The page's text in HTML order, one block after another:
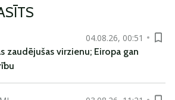
04.08.26, 00:51
zaudējušas virzienu; Eiropa gan